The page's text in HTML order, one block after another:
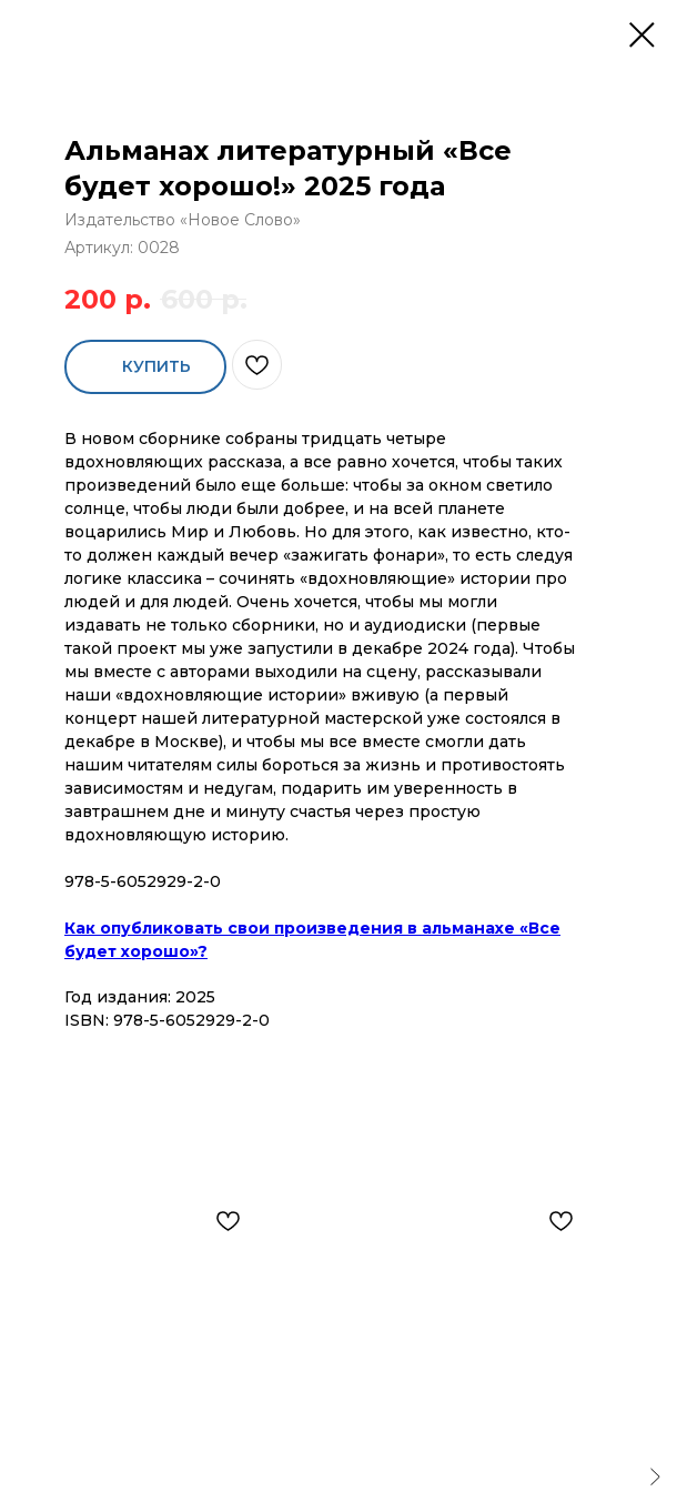
Альманах литературный «Все
будет хорошо!» 2025 года
Издательство «Новое Слово»
Артикул: 0028
200 р.
КУПИТЬ
В новом сборнике собраны тридцать четыре
вдохновляющих рассказа, а все равно хочется, чтобы таких
произведений было еще больше: чтобы за окном светило
солнце, чтобы люди были добрее, и на всей планете
воцарились Мир и Любовь. Но для этого, как известно, кто-
то должен каждый вечер «зажигать фонари», то есть следуя
логике классика – сочинять «вдохновляющие» истории про
людей и для людей. Очень хочется, чтобы мы могли
издавать не только сборники, но и аудиодиски (первые
такой проект мы уже запустили в декабре 2024 года). Чтобы
мы вместе с авторами выходили на сцену, рассказывали
наши «вдохновляющие истории» вживую (а первый
концерт нашей литературной мастерской уже состоялся в
декабре в Москве), и чтобы мы все вместе смогли дать
нашим читателям силы бороться за жизнь и противостоять
зависимостям и недугам, подарить им уверенность в
завтрашнем дне и минуту счастья через простую
вдохновляющую историю.
978-5-6052929-2-0
Как опубликовать свои произведения в альманахе «Все
будет хорошо»?
Год издания: 2025
ISBN: 978-5-6052929-2-0